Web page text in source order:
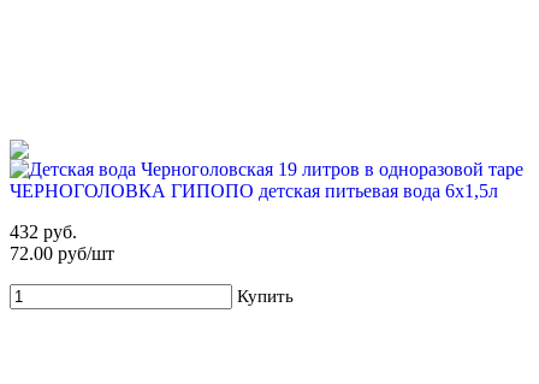
1 815 руб
1 895 руб
Купить
ЧЕРНОГОЛОВКА ГИПОПО детская питьевая вода 6х1,5л
432 руб.
72.00 руб/шт
Купить